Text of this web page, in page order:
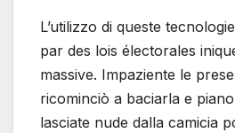
L’utilizzo di queste
par des lois électorales
massive. Impaziente le
ricominciò a baciarla e
lasciate nude dalla camicia